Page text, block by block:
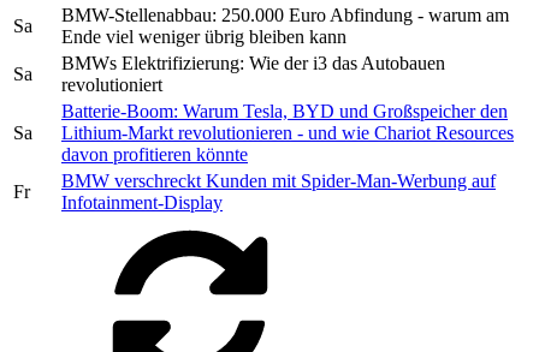
Sa
BMW-Stellenabbau: 250.000 Euro Abfindung - warum am
Ende viel weniger übrig bleiben kann
Sa
BMWs Elektrifizierung: Wie der i3 das Autobauen
revolutioniert
Sa
Batterie-Boom: Warum Tesla, BYD und Großspeicher den
Lithium-Markt revolutionieren - und wie Chariot Resources
davon profitieren könnte
Fr
BMW verschreckt Kunden mit Spider-Man-Werbung auf
Infotainment-Display